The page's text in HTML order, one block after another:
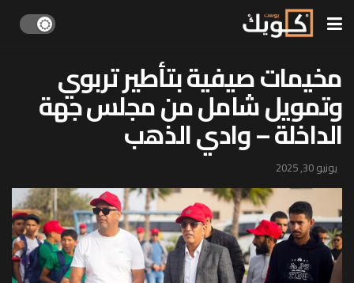
مخيمات صيفية بتأطير تربوي
وتمويل شامل من مجلس جهة
الداخلة – وادي الذهب
يونيو 30, 2025